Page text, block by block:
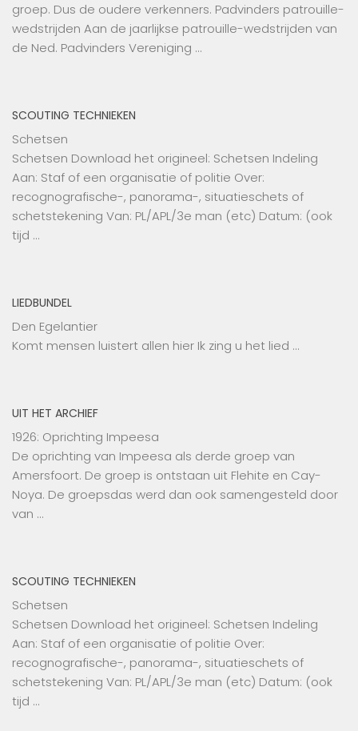
groep. Dus de oudere verkenners. Padvinders patrouille-
wedstrijden Aan de jaarlijkse patrouille-wedstrijden van
de Ned. Padvinders Vereniging …
SCOUTING TECHNIEKEN
Schetsen
Schetsen Download het origineel: Schetsen Indeling
Aan: Staf of een organisatie of politie Over:
recognografische-, panorama-, situatieschets of
schetstekening Van: PL/APL/3e man (etc) Datum: (ook
tijd …
LIEDBUNDEL
Den Egelantier
Komt mensen luistert allen hier Ik zing u het lied …
UIT HET ARCHIEF
1926: Oprichting Impeesa
De oprichting van Impeesa als derde groep van
Amersfoort. De groep is ontstaan uit Flehite en Cay-
Noya. De groepsdas werd dan ook samengesteld door
van …
SCOUTING TECHNIEKEN
Schetsen
Schetsen Download het origineel: Schetsen Indeling
Aan: Staf of een organisatie of politie Over:
recognografische-, panorama-, situatieschets of
schetstekening Van: PL/APL/3e man (etc) Datum: (ook
tijd …